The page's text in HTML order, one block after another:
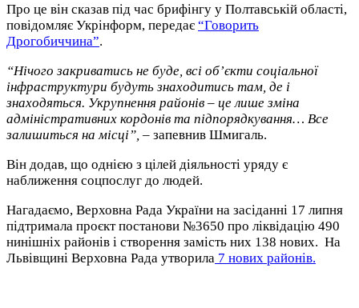
Про це він сказав під час брифінгу у Полтавській області,
повідомляє Укрінформ, передає “Говорить
Дрогобиччина”.
“Нічого закриватись не буде, всі об’єкти соціальної
інфраструктури будуть знаходитись там, де і
знаходяться. Укрупнення районів – це лише зміна
адміністративних кордонів та підпорядкування… Все
залишиться на місці”, – запевнив Шмигаль.
Він додав, що однією з цілей діяльності уряду є
наближення соцпослуг до людей.
Нагадаємо, Верховна Рада України на засіданні 17 липня
підтримала проєкт постанови №3650 про ліквідацію 490
нинішніх районів і створення замість них 138 нових. На
Львівщині Верховна Рада утворила 7 нових районів.